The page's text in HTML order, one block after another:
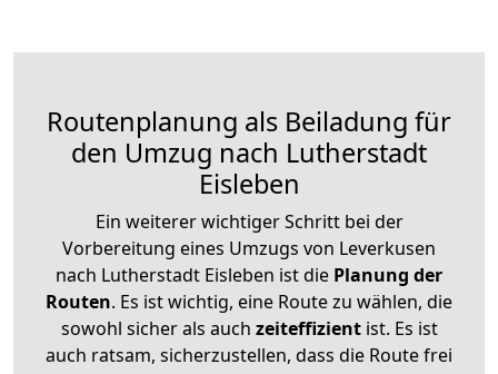
Routenplanung als Beiladung für
den Umzug nach Lutherstadt
Eisleben
Ein weiterer wichtiger Schritt bei der
Vorbereitung eines Umzugs von Leverkusen
nach Lutherstadt Eisleben ist die Planung der
Routen. Es ist wichtig, eine Route zu wählen, die
sowohl sicher als auch zeiteffizientist. Es ist
auch ratsam, sicherzustellen, dass die Route frei